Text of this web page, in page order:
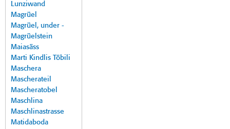
Lunziwand
Magrüel
Magrüel, under -
Magrüelstein
Maiasäss
Marti Kindlis Töbili
Maschera
Mascherateil
Mascheratobel
Maschlina
Maschlinastrasse
Matidaboda